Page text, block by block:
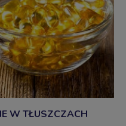
W TŁUSZCZACH